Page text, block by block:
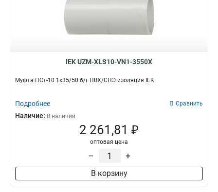
IEK UZM-XLS10-VN1-3550X
Муфта ПСт-10 1х35/50 б/г ПВХ/СПЭ изоляция IEK
Подробнее Сравнить
Наличие: В наличии
2 261,81 ₽
оптовая цена
– +
В корзину